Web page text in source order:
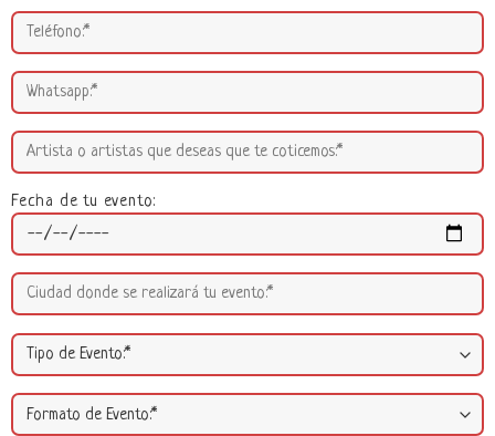
Fecha de tu evento: